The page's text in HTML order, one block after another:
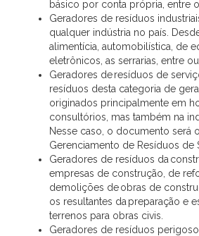
básico por conta própria, entre
Geradores de resíduos
qualquer indústria no país.
alimentícia, automobilística, de
eletrônicos, as serrarias, entre
Geradores de resíduos de
resíduos desta categoria de
originados principalmente em
consultórios, mas também na
Nesse caso, o documento será
Gerenciamento de Resíduos de
Geradores de resíduos da
empresas de construção, de
demolições de obras de
os resultantes da preparação e
terrenos para obras civis.
Geradores de resíduos